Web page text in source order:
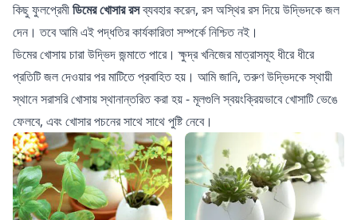
কিছু ফুলপ্রেমীডিমের খোসার রসব্যবহার করেন, রস অস্থির রস দিয়ে উদ্ভিদকে জল
দেন। তবে আমি এই পদ্ধতির কার্যকারিতা সম্পর্কে নিশ্চিত নই।
ডিমের খোসায় চারা উদ্ভিদ জন্মাতে পারে। ক্ষুদ্র খনিজের মাত্রাসমূহ ধীরে ধীরে
প্রতিটি জল দেওয়ার পর মাটিতে প্রবাহিত হয়। আমি জানি, তরুণ উদ্ভিদকে স্থায়ী
স্থানে সরাসরি খোসায় স্থানান্তরিত করা হয় - মূলগুলি স্বয়ংক্রিয়ভাবে খোসাটি ভেঙে
ফেলবে, এবং খোসার পচনের সাথে সাথে পুষ্টি নেবে।